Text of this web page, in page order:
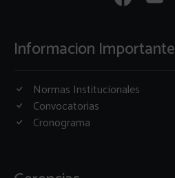
Informacion Importante
Normas Institucionales
Convocatorias
Cronograma